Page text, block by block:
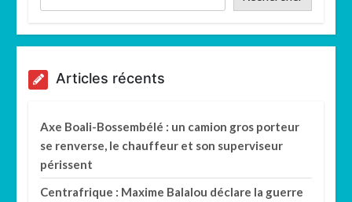
Articles récents
Axe Boali-Bossembélé : un camion gros porteur
se renverse, le chauffeur et son superviseur
périssent
Centrafrique : Maxime Balalou déclare la guerre